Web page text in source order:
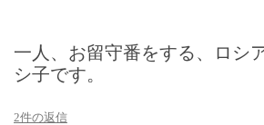
一人、お留守番をする、ロシ
シ子です。
2件の返信